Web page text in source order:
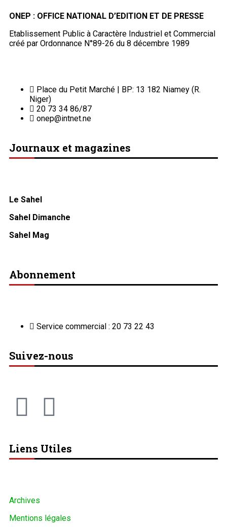
ONEP : OFFICE NATIONAL D’EDITION ET DE PRESSE
Etablissement Public à Caractère Industriel et Commercial
créé par Ordonnance N°89-26 du 8 décembre 1989
Place du Petit Marché | BP: 13 182 Niamey (R.
Niger)
20 73 34 86/87
onep@intnet.ne
Journaux et magazines
Le Sahel
Sahel Dimanche
Sahel Mag
Abonnement
Service commercial : 20 73 22 43
Suivez-nous
Liens Utiles
Archives
Mentions légales